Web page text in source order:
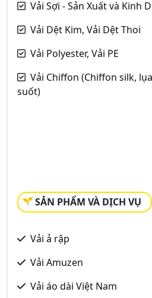
Vải Sợi - Sản Xuất và Kinh
Vải Dệt Kim, Vải Dệt Thoi
Vải Polyester, Vải PE
Vải Chiffon (Chiffon silk,
suốt)
SẢN PHẨM VÀ DỊCH VỤ
Vải ả rập
Vải Amuzen
Vải áo dài Việt Nam